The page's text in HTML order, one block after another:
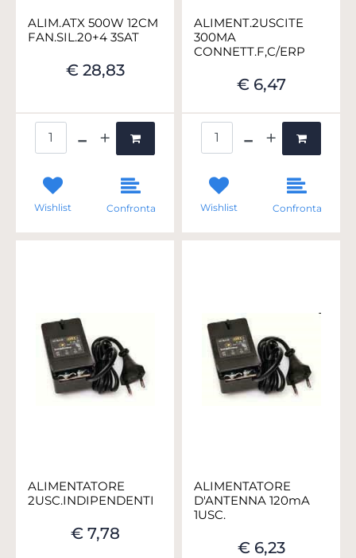
ALIM.ATX 500W 12CM
FAN.SIL.20+4 3SAT
€ 28,83
Wishlist Confronta
ALIMENT.2USCITE
300MA
CONNETT.F,C/ERP
€ 6,47
Wishlist Confronta
ALIMENTATORE
2USC.INDIPENDENTI
€ 7,78
ALIMENTATORE
D'ANTENNA 120mA
1USC.
€ 6,23